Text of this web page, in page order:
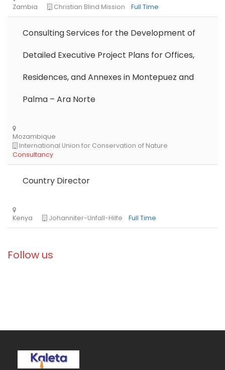
Danish Refugee Council Full Time
Ethiopia Solidarités International
Zambia
Consulting Services for the Development of
Detailed Executive Project Plans for Offices,
Residences, and Annexes in Montepuez and
Palma – Ara Norte
Country Director
Follow us